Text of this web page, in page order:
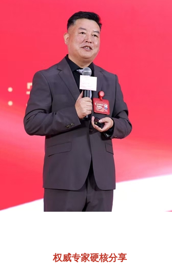
权威专家硬核分享